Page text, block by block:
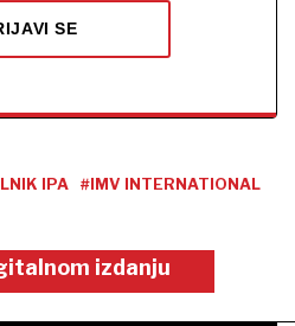
SE
IPA
#IMV INTERNATIONAL
izdanju